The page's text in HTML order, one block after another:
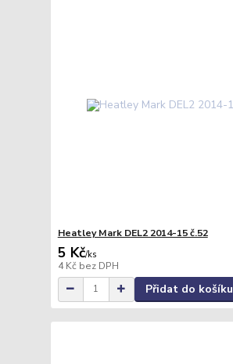
Heatley Mark DEL2 2014-15 č.52
5 Kč/ks
4 Kč bez DPH
Přidat do košíku